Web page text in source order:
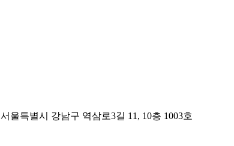
서울특별시 강남구 역삼로3길 11, 10층 1003호